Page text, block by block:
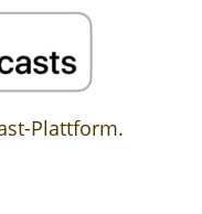
Plattform.